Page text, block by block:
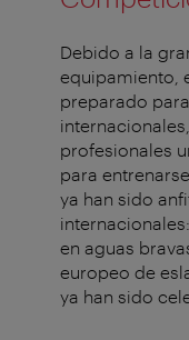
Debido a la
equipamiento,
preparado
profesionales
para
ya han sido
en aguas
europeo de
ya han sido